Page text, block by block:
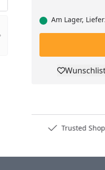
Bild anzeigen
Am Lager,
Trusted